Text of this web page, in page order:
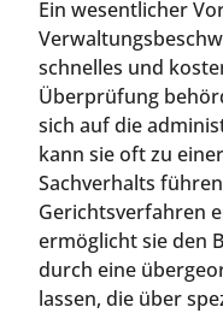
Ein wesentlicher
schnelles und
Überprüfung
sich auf die
kann sie oft zu
Sachverhalts
Gerichtsverfahren
ermöglicht sie den
durch eine
lassen, die über